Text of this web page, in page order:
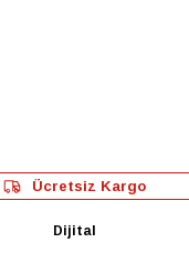
Ücretsiz Kargo
Dijital